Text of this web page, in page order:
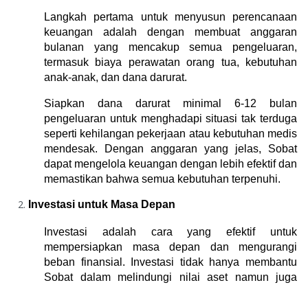
Langkah pertama untuk menyusun perencanaan
keuangan adalah dengan membuat anggaran
bulanan yang mencakup semua pengeluaran,
termasuk biaya perawatan orang tua, kebutuhan
anak-anak, dan dana darurat.
Siapkan dana darurat minimal 6-12 bulan
pengeluaran untuk menghadapi situasi tak terduga
seperti kehilangan pekerjaan atau kebutuhan medis
mendesak. Dengan anggaran yang jelas, Sobat
dapat mengelola keuangan dengan lebih efektif dan
memastikan bahwa semua kebutuhan terpenuhi.
Investasi untuk Masa Depan
Investasi adalah cara yang efektif untuk
mempersiapkan masa depan dan mengurangi
beban finansial. Investasi tidak hanya membantu
Sobat dalam melindungi nilai aset namun juga